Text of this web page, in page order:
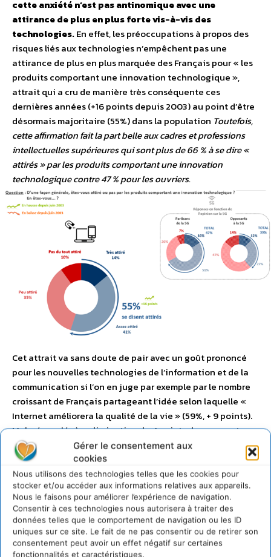
Gérer le consentement aux
cookies
Nous utilisons des technologies telles que les cookies pour
stocker et/ou accéder aux informations relatives aux appareils.
Nous le faisons pour améliorer l’expérience de navigation.
Consentir à ces technologies nous autorisera à traiter des
données telles que le comportement de navigation ou les ID
uniques sur ce site. Le fait de ne pas consentir ou de retirer son
consentement peut avoir un effet négatif sur certaines
fonctionnalités et caractéristiques.
cette anxiété n’est pas antinomique avec une
attirance de plus en plus forte vis-à-vis des
technologies.En effet, les préoccupations à propos des
risques liés aux technologies n’empêchent pas une
attirance de plus en plus marquée des Français pour « les
produits comportant une innovation technologique »,
attrait qui a cru de manière très conséquente ces
dernières années (+16 points depuis 2003) au point d’être
désormais majoritaire (55%) dans la population Toutefois,
cette affirmation fait la part belle aux cadres et professions
intellectuelles supérieures qui sont plus de 66 % à se dire «
attirés » par les produits comportant une innovation
technologique contre 47 % pour les ouvriers.
Cet attrait va sans doute de pair avec un goût prononcé
pour les nouvelles technologies de l’information et de la
communication si l’on en juge par exemple par le nombre
croissant de Français partageant l’idée selon laquelle «
Internet améliorera la qualité de la vie » (59%, + 9 points).
Malgré une légère diminution de 4 points de pourcentage
depuis deux ans, une large majorité des Français
continuent de trouver dans la technologie un intérêt fort.
En outre, 59 % des Français voient en Internet un outil
d’amélioration de la qualité de la vie, soit une évolution de
+ 9 points en 19 ans